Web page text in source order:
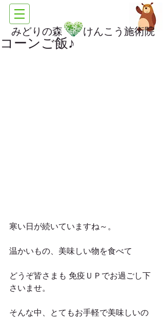
みどりの森 けんこう施術院
コーンご飯♪
寒い日が続いていますね～。
温かいもの、美味しい物を食べて
どうぞ皆さまも 免疫ＵＰでお過ごし下
さいませ。
そんな中、とてもお手軽で美味しいの